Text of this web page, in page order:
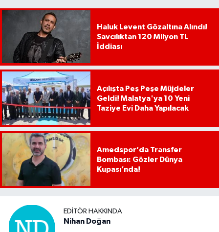
Haluk Levent Gözaltına Alındı!
Savcılıktan 120 Milyon TL
İddiası
Açılışta Peş Peşe Müjdeler
Geldi! Malatya'ya 10 Yeni
Taziye Evi Daha Yapılacak
Amedspor’da Transfer
Bombası: Gözler Dünya
Kupası’nda!
EDITÖR HAKKINDA
Nihan Doğan